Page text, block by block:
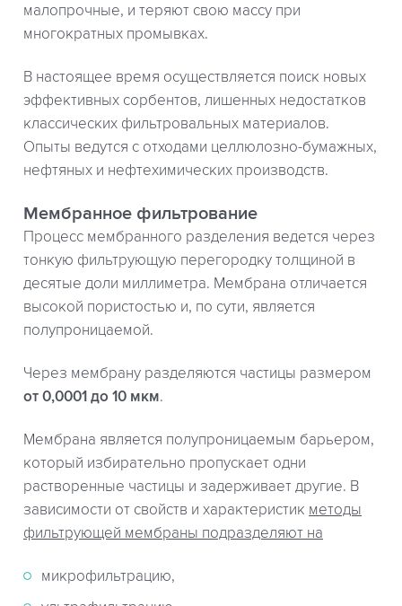
малопрочные, и теряют свою массу при
многократных промывках.
В настоящее время осуществляется поиск новых
эффективных сорбентов, лишенных недостатков
классических фильтровальных материалов.
Опыты ведутся с отходами целлюлозно-бумажных,
нефтяных и нефтехимических производств.
Мембранное фильтрование
Процесс мембранного разделения ведется через
тонкую фильтрующую перегородку толщиной в
десятые доли миллиметра. Мембрана отличается
высокой пористостью и, по сути, является
полупроницаемой.
Через мембрану разделяются частицы размером
от 0,0001 до 10 мкм.
Мембрана является полупроницаемым барьером,
который избирательно пропускает одни
растворенные частицы и задерживает другие. В
зависимости от свойств и характеристик методы
фильтрующей мембраны подразделяют на
микрофильтрацию,